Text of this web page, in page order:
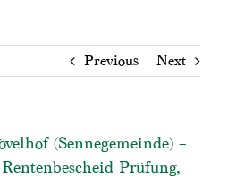
Previous Next
(Sennegemeinde) –
Prüfung,